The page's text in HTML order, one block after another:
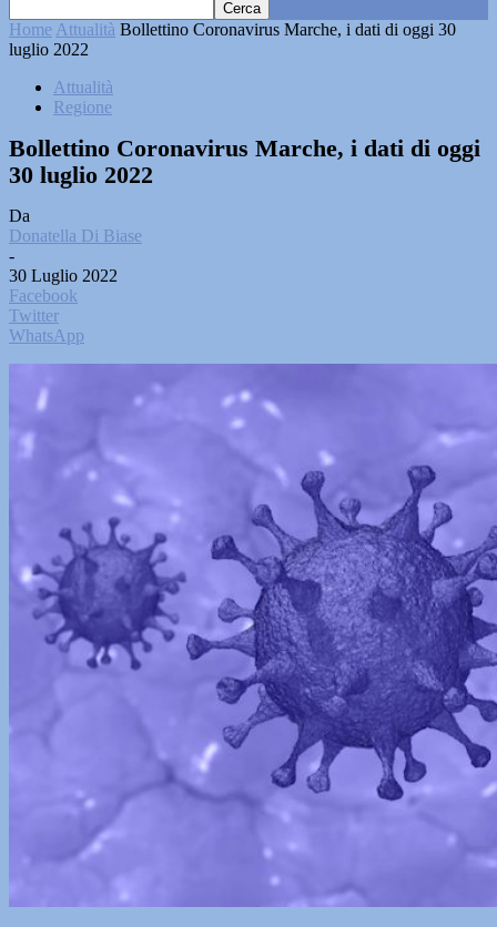
Home Attualità Bollettino Coronavirus Marche, i dati di oggi 30
luglio 2022
Attualità
Regione
Bollettino Coronavirus Marche, i dati di oggi
30 luglio 2022
Da
Donatella Di Biase
-
30 Luglio 2022
Facebook
Twitter
WhatsApp